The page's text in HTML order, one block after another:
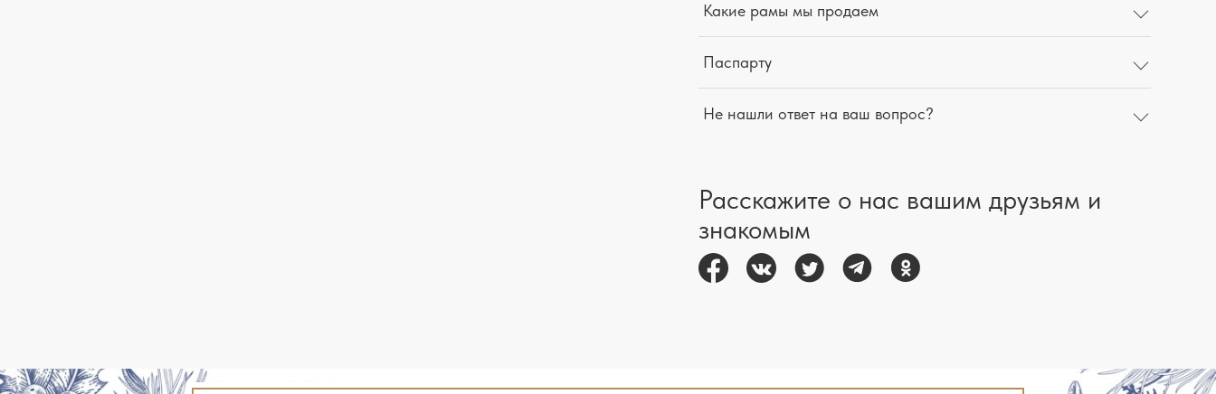
Какие рамы мы продаем
Паспарту
Не нашли ответ на ваш вопрос?
Расскажите о нас вашим друзьям и
знакомым